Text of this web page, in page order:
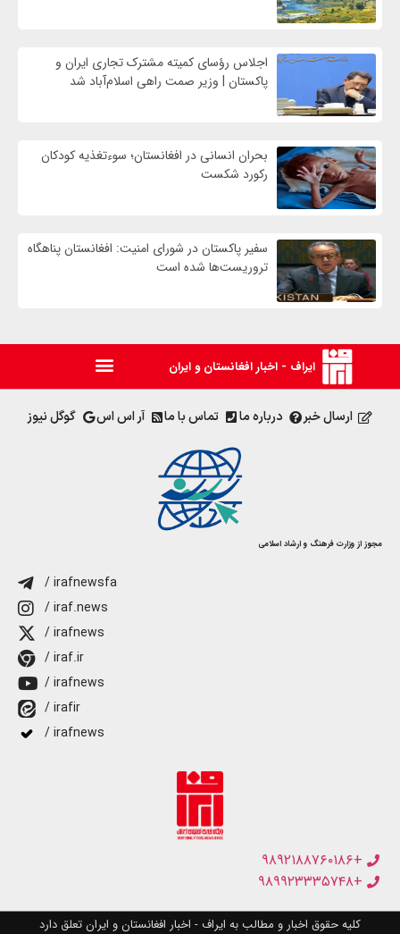
اجلاس رؤسای کمیته مشترک تجاری ایران و
پاکستان | وزیر صمت راهی اسلام‌آباد شد
بحران انسانی در افغانستان؛ سوءتغذیه کودکان
رکورد شکست
سفیر پاکستان در شورای امنیت: افغانستان پناهگاه
تروریست‌ها شده است
ایراف - اخبار افغانستان و ایران
ارسال خبر درباره ما تماس با ما آر اس اس گوگل نیوز
مجوز از وزارت فرهنگ و ارشاد اسلامی
/ irafnewsfa
/ iraf.news
/ irafnews
/ iraf.ir
/ irafnews
/ irafir
/ irafnews
+۹۸۹۲۱۸۸۷۶۰۱۸۶
+۹۸۹۹۲۳۳۳۵۷۴۸
کلیه حقوق اخبار و مطالب به ایراف - اخبار افغانستان و ایران تعلق دارد